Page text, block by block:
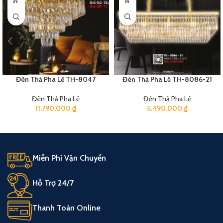
Đèn Thả Pha Lê TH-8047
Đèn Thả Pha Lê
11.790.000 ₫
Đèn Thả Pha Lê TH-8086-21
Đèn Thả Pha Lê
6.490.000 ₫
Miễn Phí Vận Chuyển
Hỗ Trợ 24/7
Thanh Toán Online